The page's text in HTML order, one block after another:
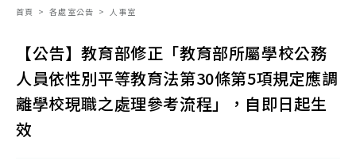
首頁 > 各處室公告 > 人事室
【公告】教育部修正「教育部所屬學校公務
人員依性別平等教育法第30條第5項規定應調
離學校現職之處理參考流程」，自即日起生
效